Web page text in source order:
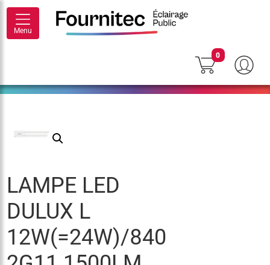
Menu
0
LAMPE LED
DULUX L
12W(=24W)/840